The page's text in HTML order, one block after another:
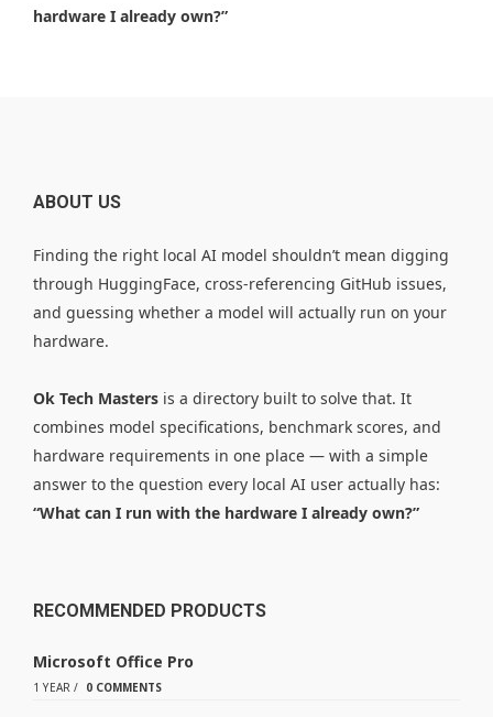
hardware I already own?”
ABOUT US
Finding the right local AI model shouldn’t mean digging
through HuggingFace, cross-referencing GitHub issues,
and guessing whether a model will actually run on your
hardware.
Ok Tech Masters is a directory built to solve that. It
combines model specifications, benchmark scores, and
hardware requirements in one place — with a simple
answer to the question every local AI user actually has:
“What can I run with the hardware I already own?”
RECOMMENDED PRODUCTS
Microsoft Office Pro
1 YEAR / 0 COMMENTS